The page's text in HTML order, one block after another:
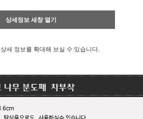
상세정보 새창 열기
상세 정보를 확대해 보실 수 있습니다.